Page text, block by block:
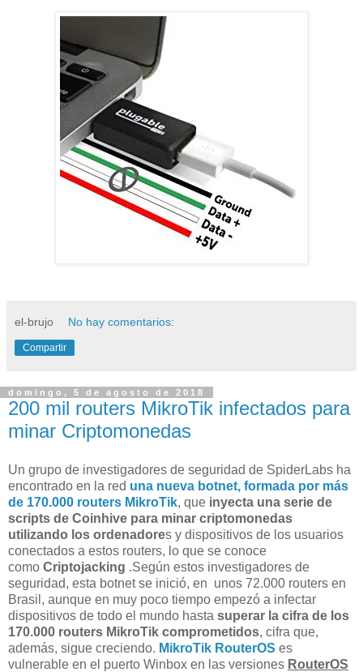
el-brujo No hay comentarios:
Compartir
domingo, 5 de agosto de 2018
200 mil routers MikroTik infectados para
minar Criptomonedas
Un grupo de investigadores de seguridad de SpiderLabs ha
encontrado en la red una nueva botnet, formada por más
de 170.000 routers MikroTik, que inyecta una serie de
scripts de Coinhive para minar criptomonedas
utilizando los ordenadores y dispositivos de los usuarios
conectados a estos routers, lo que se conoce
como Criptojacking .Según estos investigadores de
seguridad, esta botnet se inició, en unos 72.000 routers en
Brasil, aunque en muy poco tiempo empezó a infectar
dispositivos de todo el mundo hasta superar la cifra de los
170.000 routers MikroTik comprometidos, cifra que,
además, sigue creciendo. MikroTik RouterOS es
vulnerable en el puerto Winbox en las versiones RouterOS